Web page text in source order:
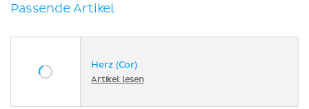
Passende Artikel
Herz (Cor)
Artikel lesen